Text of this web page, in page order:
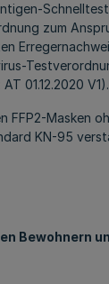
zum
01.12.2020 V1).
FFP2-Masken
KN-95
Bewohnern